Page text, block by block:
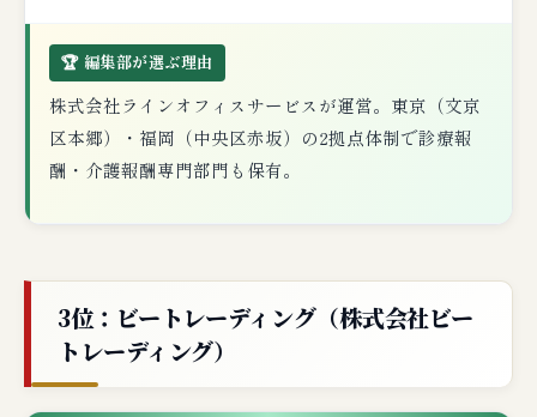
🏆 編集部が選ぶ理由
株式会社ラインオフィスサービスが運営。東京（文京
区本郷）・福岡（中央区赤坂）の2拠点体制で診療報
酬・介護報酬専門部門も保有。
3位：ビートレーディング（株式会社ビー
トレーディング）